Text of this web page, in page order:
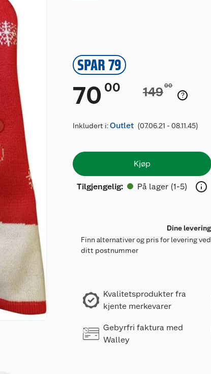
SPAR 79
70 00 14900
Inkludert i:Outlet (07.06.21 - 08.11.45)
Kjøp
Tilgjengelig: På lager (1-5)
Dine
Finn alternativer og pris for levering
ditt postnummer
Kvalitetsprodukter fra
kjente merkevarer
Gebyrfri faktura med
Walley